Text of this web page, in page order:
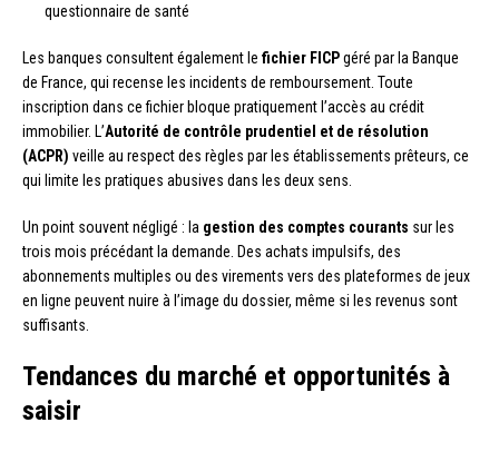
questionnaire de santé
Les banques consultent également le fichier FICPgéré par la Banque
de France, qui recense les incidents de remboursement. Toute
inscription dans ce fichier bloque pratiquement l’accès au crédit
immobilier. L’Autorité de contrôle prudentiel et de résolution
(ACPR) veille au respect des règles par les établissements prêteurs, ce
qui limite les pratiques abusives dans les deux sens.
Un point souvent négligé : la gestion des comptes courants sur les
trois mois précédant la demande. Des achats impulsifs, des
abonnements multiples ou des virements vers des plateformes de jeux
en ligne peuvent nuire à l’image du dossier, même si les revenus sont
suffisants.
Tendances du marché et opportunités à
saisir